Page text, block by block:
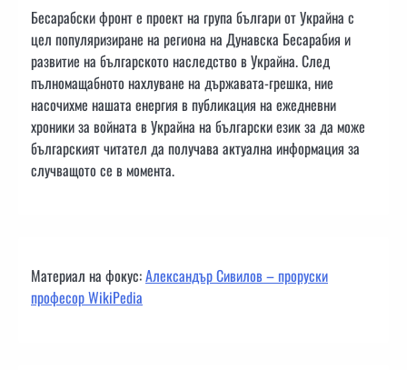
Бесарабски фронт е проект на група българи от Украйна с
цел популяризиране на региона на Дунавска Бесарабия и
развитие на българското наследство в Украйна. След
пълномащабното нахлуване на държавата-грешка, ние
насочихме нашата енергия в публикация на ежедневни
хроники за войната в Украйна на български език за да може
българският читател да получава актуална информация за
случващото се в момента.
Материал на фокус:Александър Сивилов – проруски
професор WikiPedia